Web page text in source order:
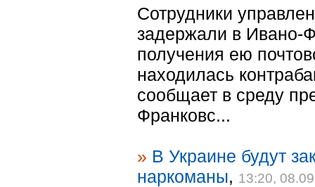
Сотрудники
задержали в Ивано-
получения ею
находилась
сообщает в среду
Франковс...
» В Украине будут
наркоманы, 13:20,